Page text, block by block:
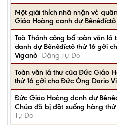
Một giải thích nhã nhặn và
Giáo Hoàng danh dự Bênêđíctô
Toà Thánh công bố toàn văn
danh dự Bênêđíctô thứ 16 gởi
Viganò Đặng Tự Do
Toàn văn lá thư của Đức Giáo
thứ 16 gởi cho Đức Ông Dario
Đức Giáo Hoàng danh dự
Chúa đã bị đặt xuống hàng thứ
Tự Do